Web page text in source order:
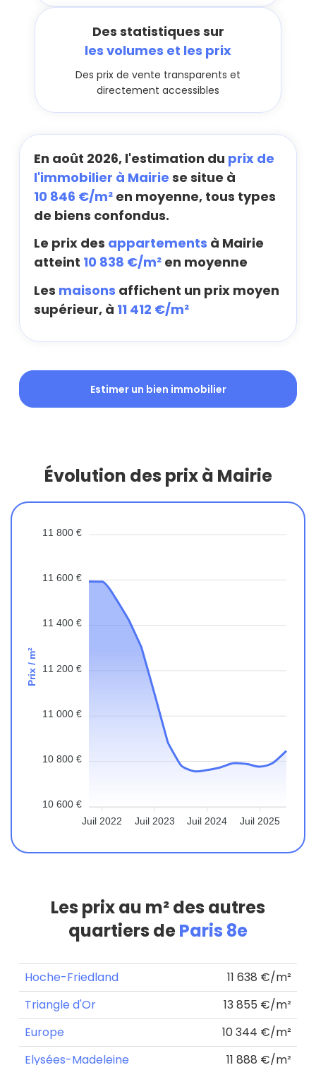
Des statistiques sur
les volumes et les prix
Des prix de vente transparents et
directement accessibles
En août 2026, l'estimation du prix de
l'immobilier à Mairie se situe à
10 846 €/m² en moyenne, tous types
de biens confondus.
Le prix des appartements à Mairie
atteint 10 838 €/m² en moyenne
Les maisons affichent un prix moyen
supérieur, à 11 412 €/m²
Estimer un bien immobilier
Évolution des prix à Mairie
11 800 €
11 600 €
11 400 €
11 200 €
11 000 €
10 800 €
10 600 €
Prix / m²
Juil 2022 Juil 2023 Juil 2024 Juil 2025
Les prix au m² des autres
quartiers deParis 8e
Hoche-Friedland
11 638 €/m²
Triangle d'Or
13 855 €/m²
Europe
10 344 €/m²
Elysées-Madeleine
11 888 €/m²